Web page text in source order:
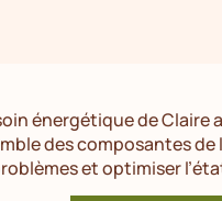
énergétique de
des composantes
et optimiser